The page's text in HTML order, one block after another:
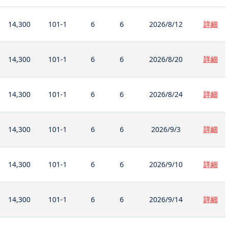
14,300 101-1 6 6 2026/8/12 詳細
14,300 101-1 6 6 2026/8/20 詳細
14,300 101-1 6 6 2026/8/24 詳細
14,300 101-1 6 6 2026/9/3 詳細
14,300 101-1 6 6 2026/9/10 詳細
14,300 101-1 6 6 2026/9/14 詳細